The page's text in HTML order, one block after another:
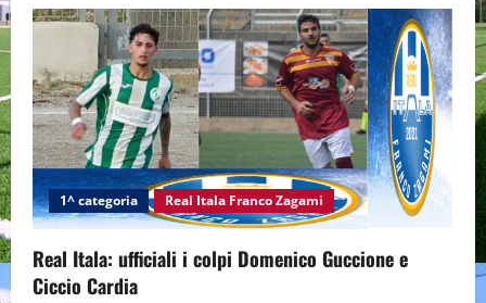
1^ categoria Real Itala Franco Zagami
Real Itala: ufficiali i colpi Domenico Guccione e
Ciccio Cardia